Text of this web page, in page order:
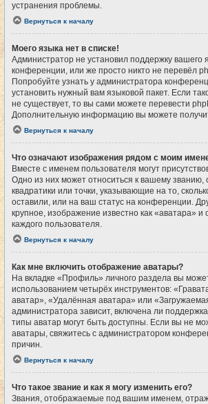
устранения проблемы.
Вернуться к началу
Моего языка нет в списке!
Администратор не установил поддержку вашего
конференции, или же просто никто не перевёл
Попробуйте узнать у администратора
установить нужный вам языковой пакет. Если
не существует, то вы сами можете перевести
Дополнительную информацию вы можете
Вернуться к началу
Что означают изображения рядом с моим
Вместе с именем пользователя могут
Одно из них может относиться к вашему званию,
квадратики или точки, указывающие на то,
оставили, или на ваш статус на конференции.
крупное, изображение известно как «аватара» и
каждого пользователя.
Вернуться к началу
Как мне включить отображение аватары?
На вкладке «Профиль» личного раздела вы
использованием четырёх инструментов:
аватар», «Удалённая аватара» или
администратора зависит, включена ли
типы аватар могут быть доступны. Если вы не
аватары, свяжитесь с администратором
причин.
Вернуться к началу
Что такое звание и как я могу изменить его?
Звания, отображаемые под вашим именем,